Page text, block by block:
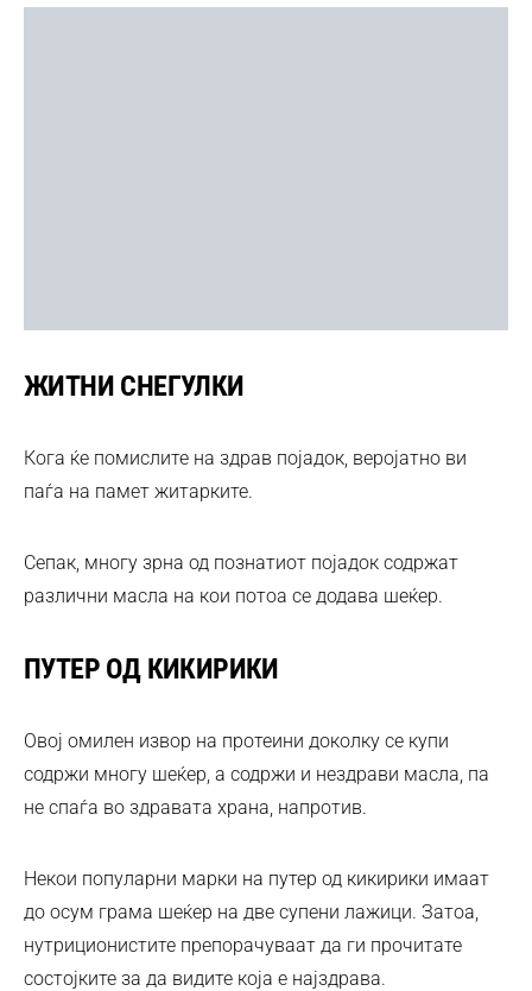
ЖИТНИ СНЕГУЛКИ
Кога ќе помислите на здрав појадок, веројатно ви
паѓа на памет житарките.
Сепак, многу зрна од познатиот појадок содржат
различни масла на кои потоа се додава шеќер.
ПУТЕР ОД КИКИРИКИ
Овој омилен извор на протеини доколку се купи
содржи многу шеќер, а содржи и нездрави масла, па
не спаѓа во здравата храна, напротив.
Некои популарни марки на путер од кикирики имаат
до осум грама шеќер на две супени лажици. Затоа,
нутриционистите препорачуваат да ги прочитате
состојките за да видите која е најздрава.